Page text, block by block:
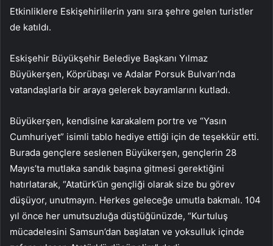
Etkinliklere Eskişehirlilerin yanı sıra şehre gelen turistler
de katıldı.
Eskişehir Büyükşehir Belediye Başkanı Yılmaz
Büyükerşen, Köprübaşı ve Adalar Porsuk Bulvarı’nda
vatandaşlarla bir araya gelerek bayramlarını kutladı.
Büyükerşen, kendisine karakalem portre ve “Yasın
Cumhuriyet” isimli tablo hediye ettiği için de teşekkür etti.
Burada gençlere seslenen Büyükerşen, gençlerin 28
Mayıs’ta mutlaka sandık başına gitmesi gerektiğini
hatırlatarak, “Atatürk’ün gençliği olarak size bu görev
düşüyor, unutmayın. Herkes geleceğe umutla bakmalı. 104
yıl önce her umutsuzluğa düştüğünüzde, “Kurtuluş
mücadelesini Samsun’dan başlatan ve yoksulluk içinde